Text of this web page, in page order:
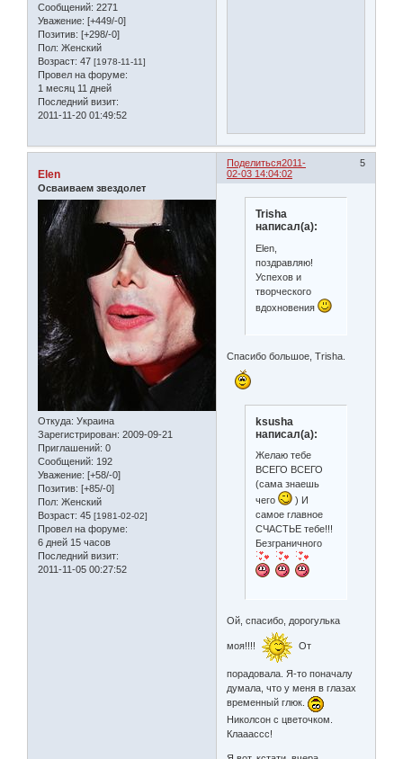
Сообщений: 2271
Уважение: [+449/-0]
Позитив: [+298/-0]
Пол: Женский
Возраст: 47 [1978-11-11]
Провел на форуме:
1 месяц 11 дней
Последний визит:
2011-11-20 01:49:52
Поделиться 5
2011-
02-03 14:04:02
Elen
Осваиваем звездолет
Откуда: Украина
Зарегистрирован: 2009-09-21
Приглашений: 0
Сообщений: 192
Уважение: [+58/-0]
Позитив: [+85/-0]
Пол: Женский
Возраст: 45 [1981-02-02]
Провел на форуме:
6 дней 15 часов
Последний визит:
2011-11-05 00:27:52
Trisha
написал(а):
Elen,
поздравляю!
Успехов и
творческого
вдохновения
Спасибо большое, Trisha.
ksusha
написал(а):
Желаю тебе
ВСЕГО ВСЕГО
(сама знаешь
чего
) И
самое главное
СЧАСТЬЕ тебе!!!
Безграничного
Ой, спасибо, дорогулька
моя!!!! От
порадовала. Я-то поначалу
думала, что у меня в глазах
временный глюк.
Николсон с цветочком.
Клааассс!